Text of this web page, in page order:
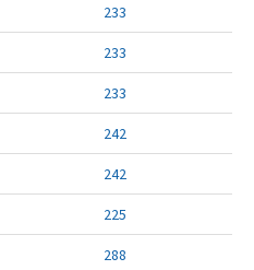
233
233
233
242
242
225
288